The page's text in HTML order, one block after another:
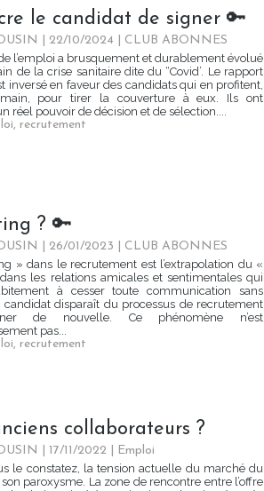
le candidat de signer 🔑
| 22/10/2024
CLUB ABONNES
l’emploi a brusquement et durablement évolué
de la crise sanitaire dite du “Covid’. Le rapport
inversé en faveur des candidats qui en profitent,
pour tirer la couverture à eux. Ils ont
réel pouvoir de décision et de sélection....
, recrutement
? 🔑
| 26/01/2023
CLUB ABONNES
» dans le recrutement est l’extrapolation du «
les relations amicales et sentimentales qui
à cesser toute communication sans
candidat disparaît du processus de recrutement
de nouvelle. Ce phénomène n’est
pas...
, recrutement
collaborateurs ?
| 17/11/2022
Emploi
le constatez, la tension actuelle du marché du
paroxysme. La zone de rencontre entre l’offre